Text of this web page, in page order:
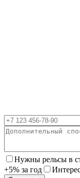
Нужны рельсы в
+5% за год